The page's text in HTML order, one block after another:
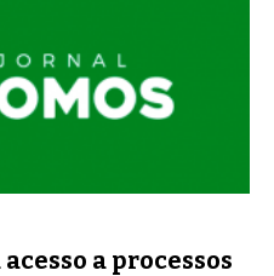
a processos